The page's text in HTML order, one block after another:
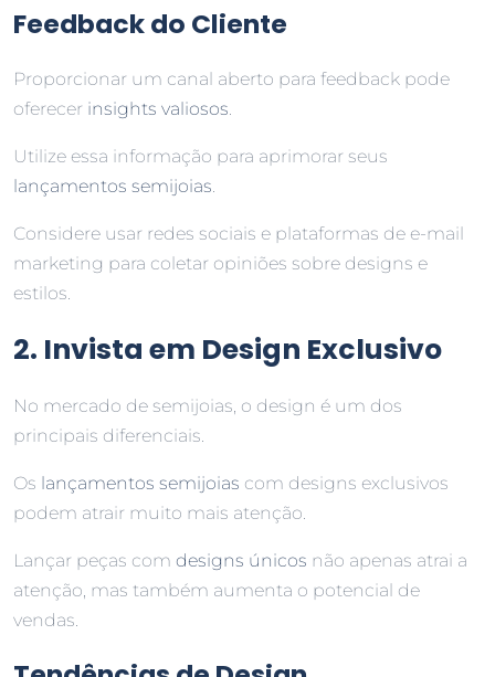
Feedback do Cliente
Proporcionar um canal aberto para feedback pode
oferecer insights valiosos.
Utilize essa informação para aprimorar seus
lançamentos semijoias.
Considere usar redes sociais e plataformas de e-mail
marketing para coletar opiniões sobre designs e
estilos.
2. Invista em Design Exclusivo
No mercado de semijoias, o design é um dos
principais diferenciais.
Os lançamentos semijoias com designs exclusivos
podem atrair muito mais atenção.
Lançar peças com designs únicos não apenas atrai a
atenção, mas também aumenta o potencial de
vendas.